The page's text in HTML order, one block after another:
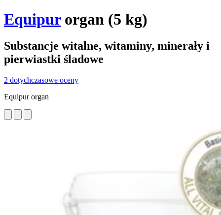
Equipurorgan (5 kg)
Substancje witalne, witaminy, minerały i
pierwiastki śladowe
2 dotychczasowe oceny
Equipur organ